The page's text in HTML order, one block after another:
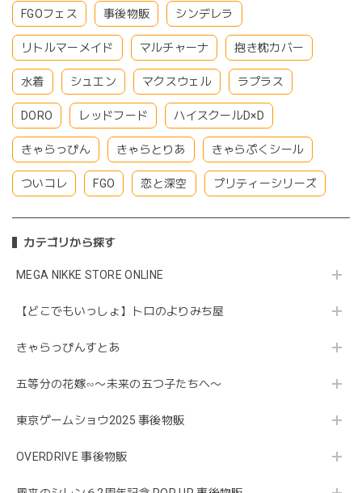
FGOフェス 事後物販 シンデレラ
リトルマーメイド マルチャーナ 抱き枕カバー
水着 シュエン マクスウェル ラプラス
DORO レッドフード ハイスクールD×D
きゃらっぴん きゃらとりあ きゃらぷくシール
ついコレ FGO 恋と深空 プリティーシリーズ
カテゴリから探す
MEGA NIKKE STORE ONLINE
【どこでもいっしょ】トロのよりみち屋
きゃらっぴんすとあ
五等分の花嫁∽〜未来の五つ子たちへ〜
東京ゲームショウ2025 事後物販
OVERDRIVE 事後物販